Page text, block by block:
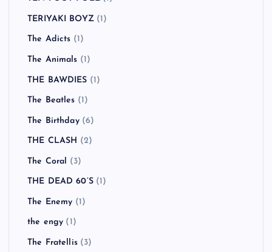
TERIYAKI BOYZ(1)
The Adicts (1)
The Animals (1)
THE BAWDIES (1)
The Beatles (1)
The Birthday(6)
THE CLASH (2)
The Coral (3)
THE DEAD 60’S(1)
The Enemy (1)
the engy (1)
The Fratellis(3)